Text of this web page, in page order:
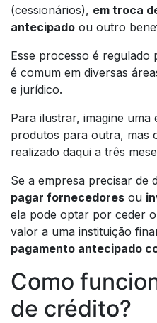
(cessionários), em troca
antecipado ou outro
Esse processo é regulado
é comum em diversas
e jurídico.
Para ilustrar, imagine uma
produtos para outra, mas
realizado daqui a três
Se a empresa precisar de
pagar fornecedores ou
ela pode optar por ceder
valor a uma instituição
pagamento antecipado
Como
de crédito?